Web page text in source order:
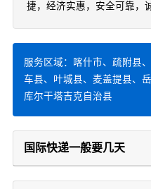
捷，经济实惠，安全可靠，
服务区域：喀什市、疏附县
车县、叶城县、麦盖提县、
库尔干塔吉克自治县
国际快递一般要几天